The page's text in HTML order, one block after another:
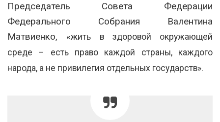
Председатель Совета Федерации
Федерального Собрания Валентина
Матвиенко, «жить в здоровой окружающей
среде – есть право каждой страны, каждого
народа, а не привилегия отдельных государств».